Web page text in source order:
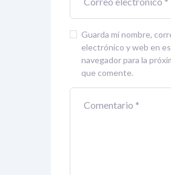
Guarda mi nombre,
electrónico y web en
navegador para la
que comente.